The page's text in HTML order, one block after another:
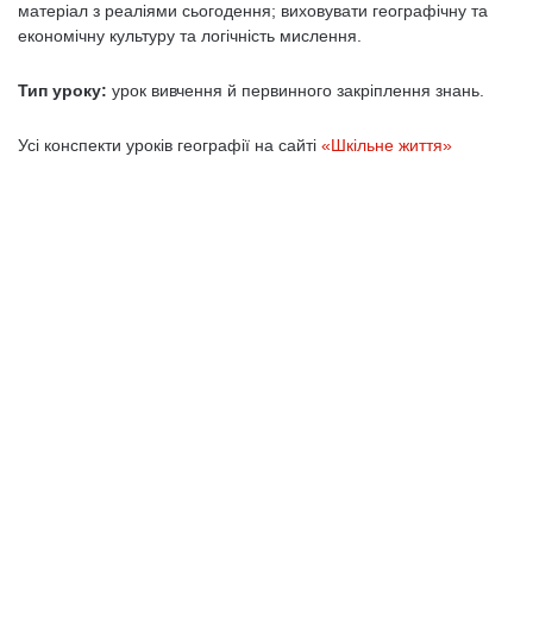
матеріал з реаліями сьогодення; виховувати географічну та
еко­номічну культуру та логічність мислення.
Тип уроку: урок вивчення й первинного закріплення знань.
Усі конспекти уроків географії на сайті «Шкільне життя»